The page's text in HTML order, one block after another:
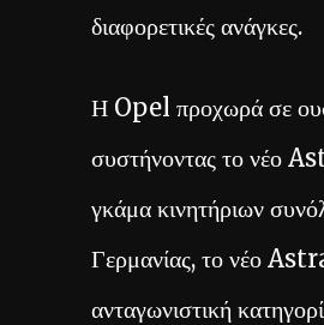
διαφορετικές ανάγκες.
Η Opel προχωρά σε
συστήνοντας το νέο
γκάμα κινητήριων
Γερμανίας, το νέο
ανταγωνιστική